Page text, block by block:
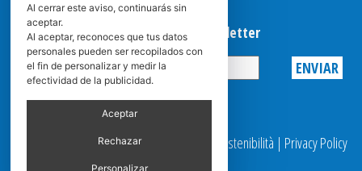
Suscribirse a la Newsletter
Privacy
© 2025 Spasciani |Codice Etico Report Sostenibilità | Privacy Policy
Al cerrar este aviso, continuarás sin
aceptar.
Al aceptar, reconoces que tus datos
personales pueden ser recopilados con
el fin de personalizar y medir la
efectividad de la publicidad.
Aceptar
Rechazar
Personalizar